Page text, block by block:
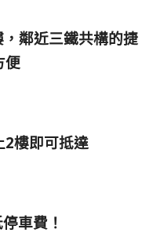
鄰近三鐵共構的捷
便
2樓即可抵達
車費！